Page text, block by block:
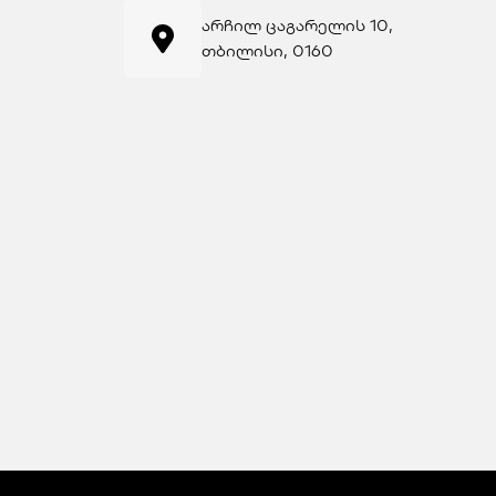
არჩილ ცაგარელის 10,
თბილისი, 0160